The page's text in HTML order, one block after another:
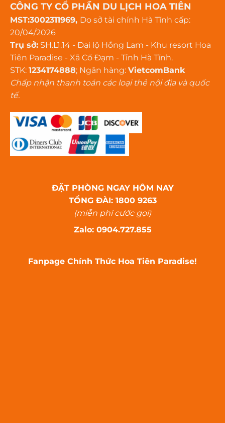
CÔNG TY CỔ PHẦN DU LỊCH HOA TIÊN
MST:3002311969, Do sở tài chính Hà Tĩnh cấp:
20/04/2026
Trụ sở: SH.L1.14 - Đại lộ Hồng Lam - Khu resort Hoa
Tiên Paradise - Xã Cổ Đạm - Tỉnh Hà Tĩnh.
STK: 1234174888; Ngân hàng: VietcomBank
Chấp nhận thanh toán các loại thẻ nội địa và quốc
tế.
ĐẶT PHÒNG NGAY HÔM NAY
TỔNG ĐÀI: 1800 9263
(miễn phí cước gọi)
Zalo: 0904.727.855
Fanpage Chính Thức Hoa Tiên Paradise!